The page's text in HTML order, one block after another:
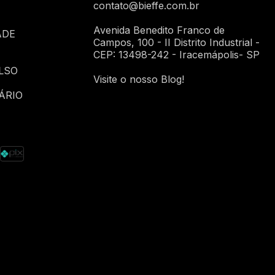
contato@bieffe.com.br
Avenida Benedito Franco de
Campos, 100 - II Distrito Industrial -
CEP: 13498-242 - Iracemápolis- SP
Visite o nosso Blog!